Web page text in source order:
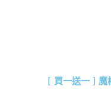
[ 買一送一 ] 魔